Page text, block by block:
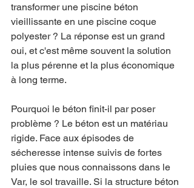
transformer une piscine béton
vieillissante en une piscine coque
polyester ? La réponse est un grand
oui, et c'est même souvent la solution
la plus pérenne et la plus économique
à long terme.
Pourquoi le béton finit-il par poser
problème ? Le béton est un matériau
rigide. Face aux épisodes de
sécheresse intense suivis de fortes
pluies que nous connaissons dans le
Var, le sol travaille. Si la structure béton